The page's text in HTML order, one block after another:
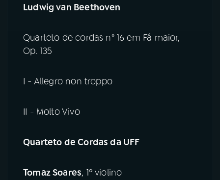
Ludwig van Beethoven
Quarteto de cordas n° 16 em Fá maior,
Op. 135
I - Allegro non troppo
II - Molto Vivo
Quarteto de Cordas da UFF
Tomaz Soares, 1º violino